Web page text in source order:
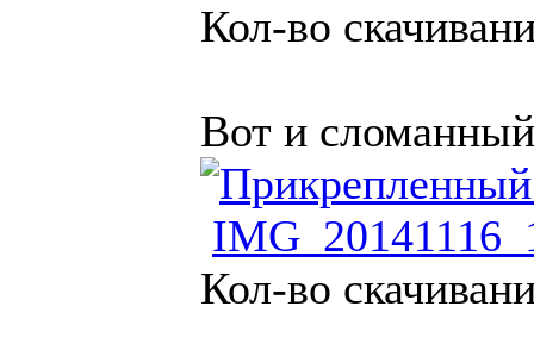
Кол-во
Вот и
Кол-во